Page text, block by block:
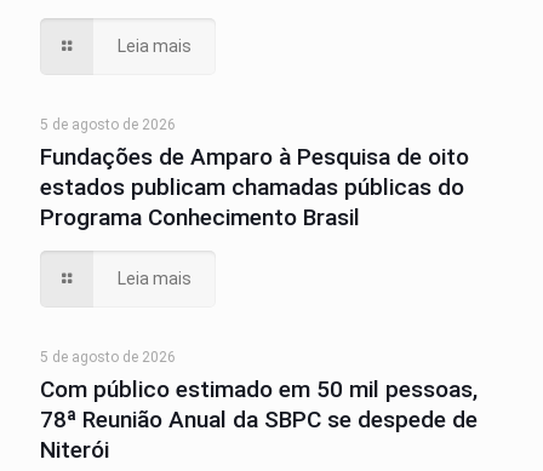
Leia mais
5 de agosto de 2026
Fundações de Amparo à Pesquisa de oito
estados publicam chamadas públicas do
Programa Conhecimento Brasil
Leia mais
5 de agosto de 2026
Com público estimado em 50 mil pessoas,
78ª Reunião Anual da SBPC se despede de
Niterói